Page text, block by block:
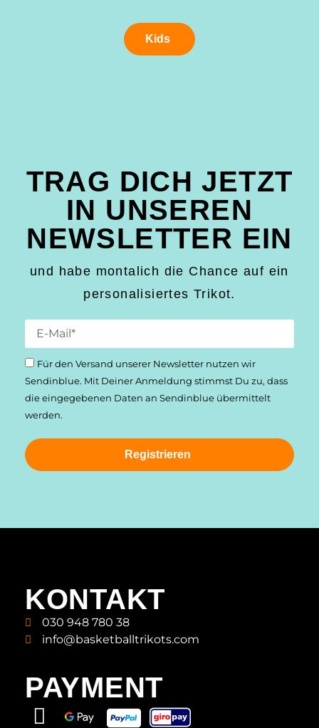
Kids
TRAG DICH JETZT
IN UNSEREN
NEWSLETTER EIN
und habe montalich die Chance auf ein
personalisiertes Trikot.
Für den Versand unserer Newsletter nutzen wir
Sendinblue. Mit Deiner Anmeldung stimmst Du zu, dass
die einge­gebenen Daten an Sendinblue übermittelt
werden.
Registrieren
KONTAKT
030 948 780 38
info@basketballtrikots.com
PAYMENT